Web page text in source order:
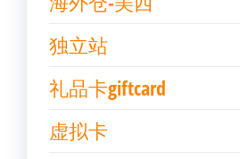
独立站
礼品卡giftcard
虚拟卡